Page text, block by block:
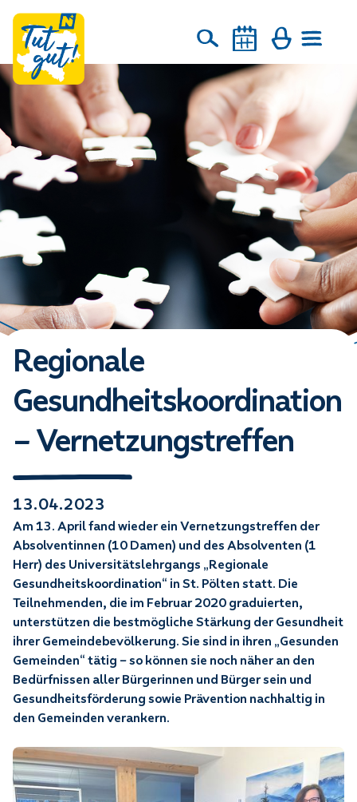
Regionale
Gesundheitskoordination
– Vernetzungstreffen
13.04.2023
Am 13. April fand wieder ein Vernetzungstreffen der
Absolventinnen (10 Damen) und des Absolventen (1
Herr) des Universitätslehrgangs „Regionale
Gesundheitskoordination“ in St. Pölten statt. Die
Teilnehmenden, die im Februar 2020 graduierten,
unterstützen die bestmögliche Stärkung der Gesundheit
ihrer Gemeindebevölkerung. Sie sind in ihren „Gesunden
Gemeinden“ tätig – so können sie noch näher an den
Bedürfnissen aller Bürgerinnen und Bürger sein und
Gesundheitsförderung sowie Prävention nachhaltig in
den Gemeinden verankern.